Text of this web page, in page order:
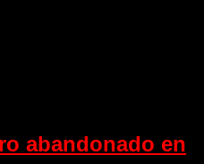
abandonado en